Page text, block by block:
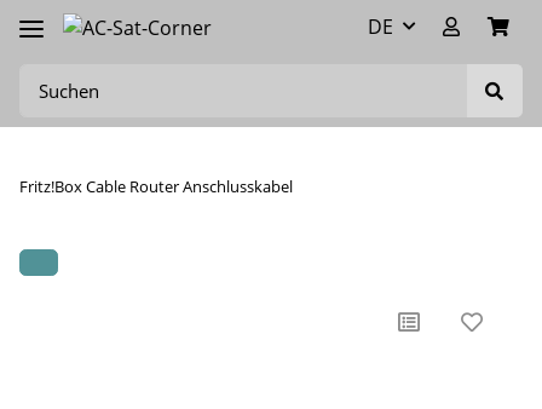
DE
Fritz!Box Cable Router Anschlusskabel